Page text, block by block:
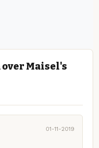
Maisel's
01-11-2019